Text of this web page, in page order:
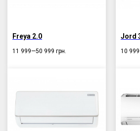
Freya 2.0
11 999—50 999 грн.
Jord
10